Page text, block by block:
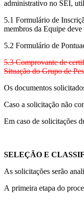
administrativo no SEI,
5.1 Formulário de
membros da Equipe
5.2 Formulário de
5.3 Comprovante de
Situação do Grupo de
Os documentos
Caso a solicitação não
Em caso de solicitações
SELEÇÃO E
As solicitações serão
A primeira etapa do